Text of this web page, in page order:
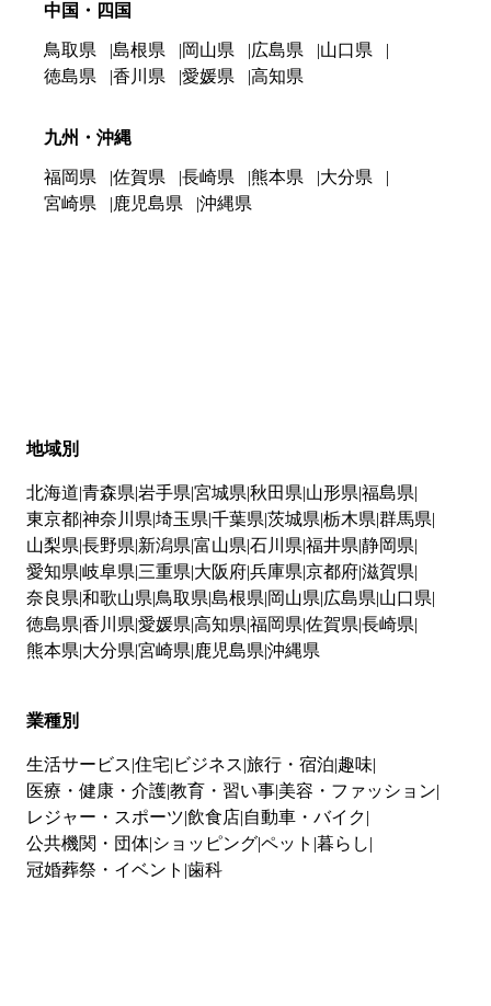
中国・四国
鳥取県 島根県 岡山県 広島県
山口県
徳島県
香川県 愛媛県 高知県
九州・沖縄
福岡県 佐賀県 長崎県 熊本県
大分県
宮崎県
鹿児島県 沖縄県
地域別
北海道 青森県 岩手県 宮城県 秋田県 山形県 福島県
東京都神奈川県 埼玉県 千葉県 茨城県 栃木県 群馬県
山梨県 長野県 新潟県 富山県 石川県 福井県 静岡県
愛知県 岐阜県 三重県 大阪府兵庫県 京都府滋賀県
奈良県 和歌山県 鳥取県 島根県 岡山県 広島県 山口県
徳島県 香川県 愛媛県 高知県 福岡県 佐賀県 長崎県
熊本県 大分県 宮崎県 鹿児島県 沖縄県
業種別
生活サービス 住宅 ビジネス 旅行・宿泊 趣味
医療・健康・介護教育・習い事 美容・ファッション
レジャー・スポーツ 飲食店 自動車・バイク
公共機関・団体 ショッピングペット 暮らし
冠婚葬祭・イベント 歯科